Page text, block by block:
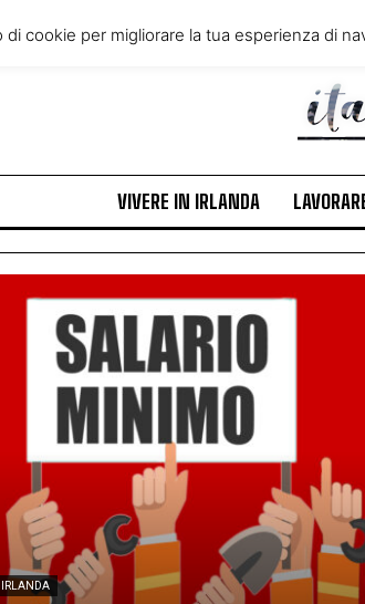
VIVERE IN IRLANDA
IRLANDA
cookie per migliorare la tua esperienza di